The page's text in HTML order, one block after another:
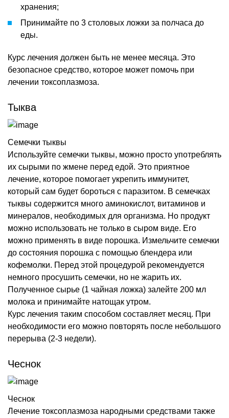
хранения;
Принимайте по 3 столовых ложки за полчаса до
еды.
Курс лечения должен быть не менее месяца. Это
безопасное средство, которое может помочь при
лечении токсоплазмоза.
Тыква
Семечки тыквы
Используйте семечки тыквы, можно просто употреблять
их сырыми по жмене перед едой. Это приятное
лечение, которое помогает укрепить иммунитет,
который сам будет бороться с паразитом. В семечках
тыквы содержится много аминокислот, витаминов и
минералов, необходимых для организма. Но продукт
можно использовать не только в сыром виде. Его
можно применять в виде порошка. Измельчите семечки
до состояния порошка с помощью блендера или
кофемолки. Перед этой процедурой рекомендуется
немного просушить семечки, но не жарить их.
Полученное сырье (1 чайная ложка) залейте 200 мл
молока и принимайте натощак утром.
Курс лечения таким способом составляет месяц. При
необходимости его можно повторять после небольшого
перерыва (2-3 недели).
Чеснок
Чеснок
Лечение токсоплазмоза народными средствами также